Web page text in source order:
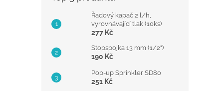
Řadový kapač 2 l/h,
vyrovnávající tlak (10ks)
277 Kč
Stopspojka 13 mm (1/2")
190 Kč
Pop-up Sprinkler SD80
251 Kč